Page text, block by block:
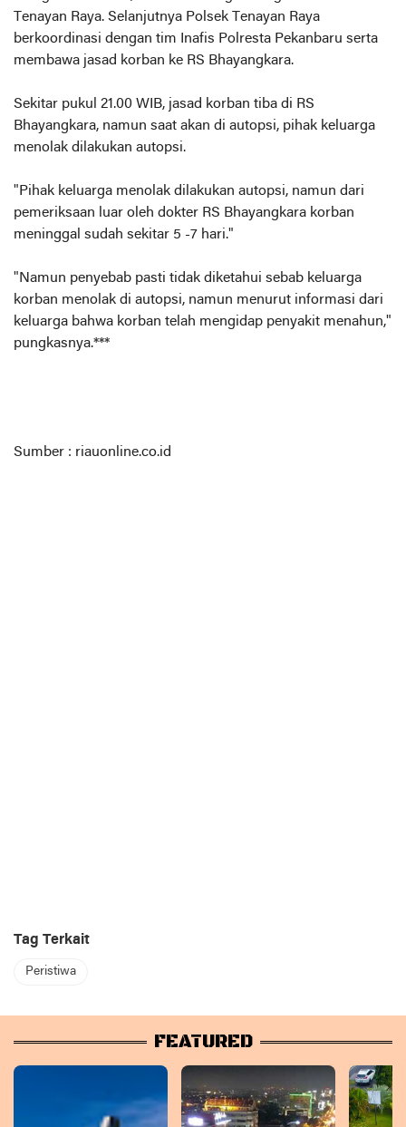
Tenayan Raya. Selanjutnya Polsek Tenayan Raya
berkoordinasi dengan tim Inafis Polresta Pekanbaru serta
membawa jasad korban ke RS Bhayangkara.
Sekitar pukul 21.00 WIB, jasad korban tiba di RS
Bhayangkara, namun saat akan di autopsi, pihak keluarga
menolak dilakukan autopsi.
"Pihak keluarga menolak dilakukan autopsi, namun dari
pemeriksaan luar oleh dokter RS Bhayangkara korban
meninggal sudah sekitar 5 -7 hari."
"Namun penyebab pasti tidak diketahui sebab keluarga
korban menolak di autopsi, namun menurut informasi dari
keluarga bahwa korban telah mengidap penyakit menahun,"
pungkasnya.***
Sumber : riauonline.co.id
Tag Terkait
Peristiwa
FEATURED